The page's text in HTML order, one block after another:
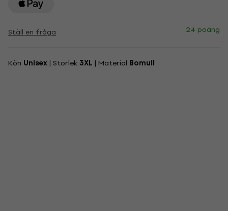
Ställ en fråga 24 poäng
Kön Unisex | Storlek3XL | Material Bomull